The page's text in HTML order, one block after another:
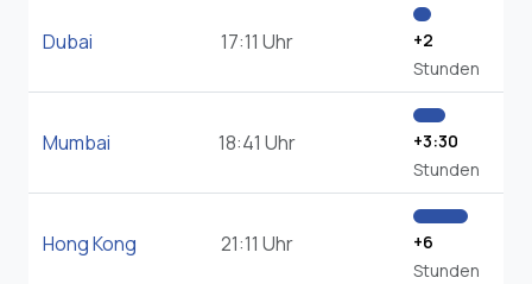
Dubai 17:11 Uhr
+2
Stunden
Mumbai 18:41 Uhr
+3:30
Stunden
Hong Kong 21:11 Uhr
+6
Stunden